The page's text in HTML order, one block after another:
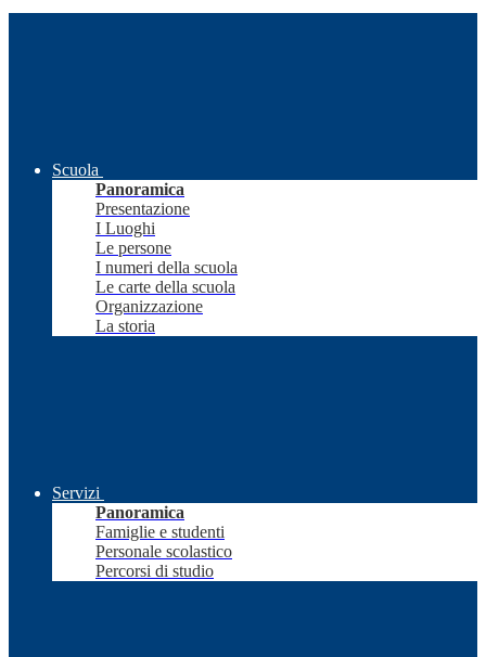
Scuola
Panoramica
Presentazione
I Luoghi
Le persone
I numeri della scuola
Le carte della scuola
Organizzazione
La storia
Servizi
Panoramica
Famiglie e studenti
Personale scolastico
Percorsi di studio